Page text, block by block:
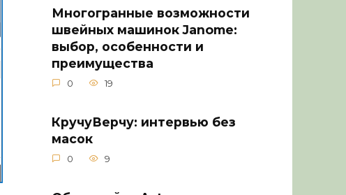
Многогранные возможности
швейных машинок Janome:
выбор, особенности и
преимущества
0 19
КручуВерчу: интервью без
масок
0 9